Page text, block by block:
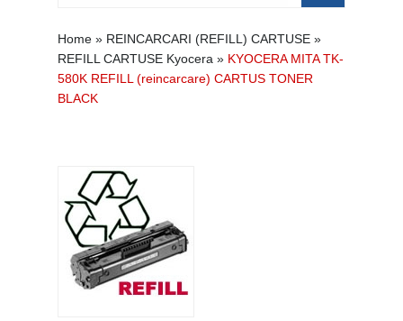
Home » REINCARCARI (REFILL) CARTUSE »
REFILL CARTUSE Kyocera » KYOCERA MITA TK-
580K REFILL (reincarcare) CARTUS TONER
BLACK